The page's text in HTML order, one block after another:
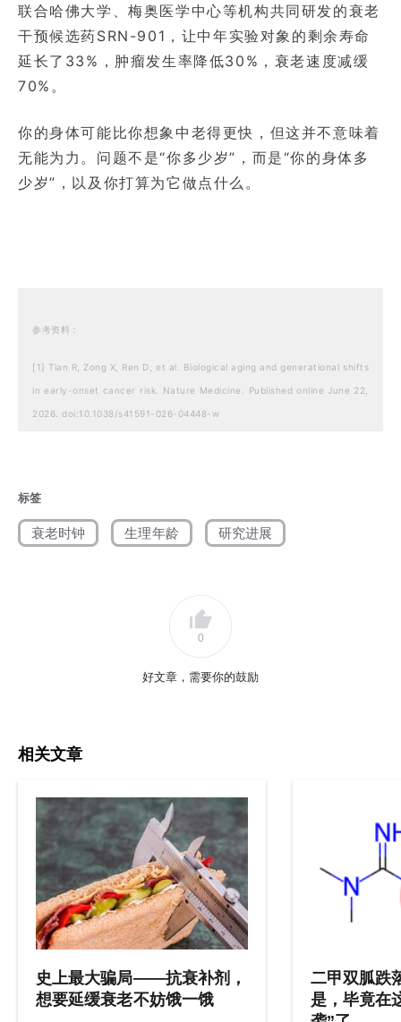
联合哈佛大学、梅奥医学中心等机构共同研发的衰老
干预候选药SRN-901，让中年实验对象的剩余寿命
延长了33%，肿瘤发生率降低30%，衰老速度减缓
70%。
你的身体可能比你想象中老得更快，但这并不意味着
无能为力。问题不是“你多少岁”，而是“你的身体多
少岁”，以及你打算为它做点什么。
参考资料：
[1] Tian R, Zong X, Ren D, et al. Biological aging and generational shifts
in early-onset cancer risk. Nature Medicine. Published online June 22,
2026. doi:10.1038/s41591-026-04448-w
in young adults. Healthday-en. Published June 23, 2026.
标签
衰老时钟 生理年龄 研究进展
0
好文章，需要你的鼓励
相关文章
史上最大骗局——抗衰补剂，
想要延缓衰老不妨饿一饿
二甲双胍跌
是，毕竟在